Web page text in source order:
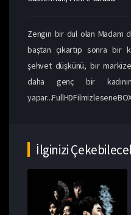
Zengin bir dul olan Madam
baştan çıkartıp sonra bir
şehvet düşkünü, bir
daha genç bir
İlginizi